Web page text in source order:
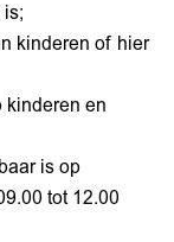
kinderen of hier
kinderen en
is op
tot 12.00